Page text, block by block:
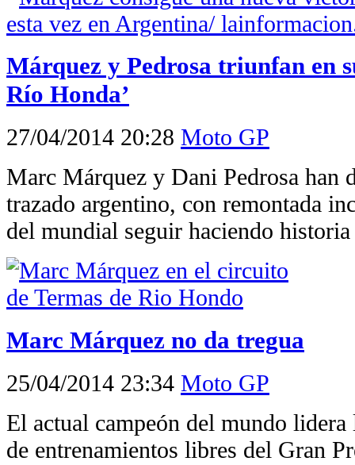
Márquez y Pedrosa triunfan en
Río Honda’
27/04/2014 20:28 Moto GP
Marc Márquez y Dani Pedrosa han
trazado argentino, con remontada
del mundial seguir haciendo historia
Marc Márquez no da tregua
25/04/2014 23:34 Moto GP
El actual campeón del mundo lidera
de entrenamientos libres del Gran